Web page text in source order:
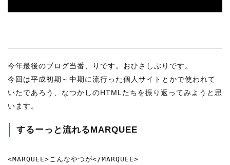
サイトマップ
情報セキュリティ
プライバシーポリシー
今年最後のブログ当番、りです。おひさしぶりです。
今回は平成初期～中期に流行った個人サイトとかで使われて
いたであろう、なつかしのHTMLたちを振り返ってみようと思
います。
するーっと流れるMARQUEE
<MARQUEE>こんなやつが</MARQUEE>